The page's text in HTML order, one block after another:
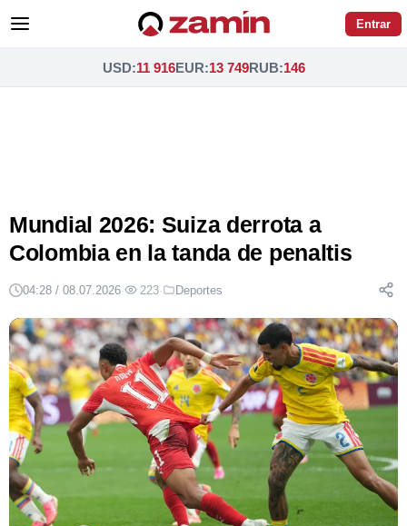
Entrar
USD:11 916EUR:13 749RUB:146
Mundial 2026: Suiza derrota a
Colombia en la tanda de penaltis
04:28 / 08.07.2026· 223· Deportes